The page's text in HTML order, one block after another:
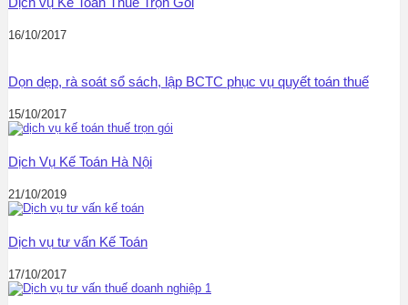
16/10/2017
Dọn dẹp, rà soát sổ sách, lập BCTC phục vụ quyết toán thuế
15/10/2017
Dịch Vụ Kế Toán Hà Nội
21/10/2019
Dịch vụ tư vấn Kế Toán
17/10/2017